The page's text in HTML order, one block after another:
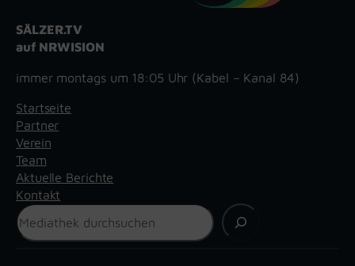
SÄLZER.TV
auf NRWISION
immer montags um 18:05 Uhr (Kabel – Kanal 84)
Startseite
Partner
Verein
Team
Aktuelle Berichte
Kontakt
Suchen